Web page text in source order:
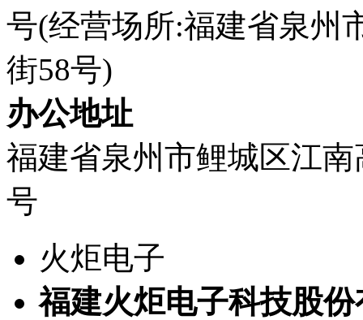
号(经营场所:福建省泉州
街58号)
办公地址
福建省泉州市鲤城区江
号
火炬电子
福建火炬电子科技股